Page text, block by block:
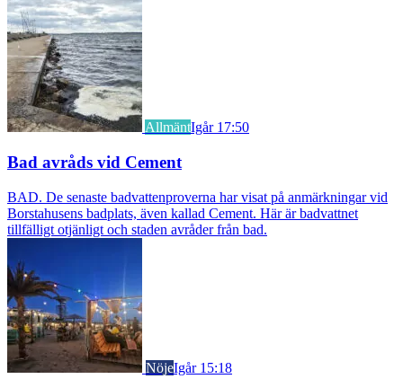
AllmäntIgår 17:50
Bad avråds vid Cement
BAD. De senaste badvattenproverna har visat på anmärkningar vid
Borstahusens badplats, även kallad Cement. Här är badvattnet
tillfälligt otjänligt och staden avråder från bad.
NöjeIgår 15:18